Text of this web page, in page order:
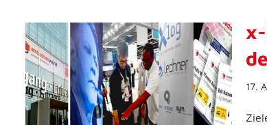
17.